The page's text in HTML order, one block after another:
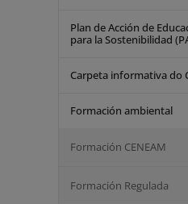
Plan de Acción de
para la Sostenibilidad
Carpeta informativa do
Formación ambiental
Formación CENEAM
Formación Regulada